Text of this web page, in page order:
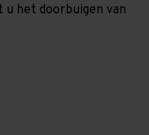
het doorbuigen van